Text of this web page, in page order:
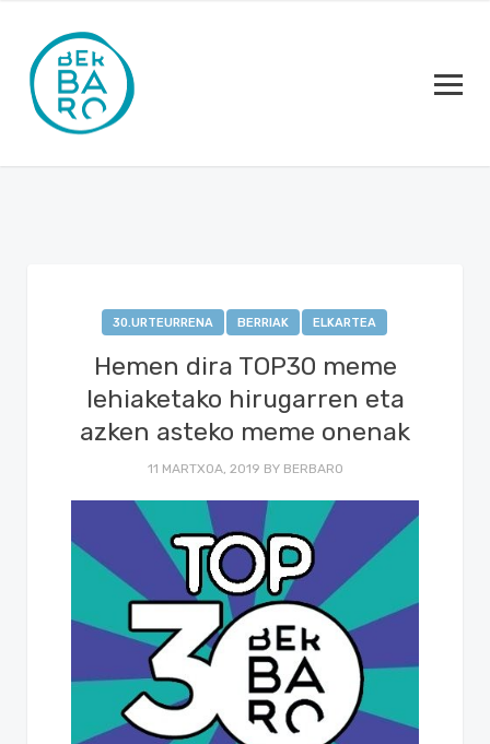
30.URTEURRENA BERRIAK ELKARTEA
Hemen dira TOP30 meme
lehiaketako hirugarren eta
azken asteko meme onenak
11 MARTXOA, 2019 BY BERBARO